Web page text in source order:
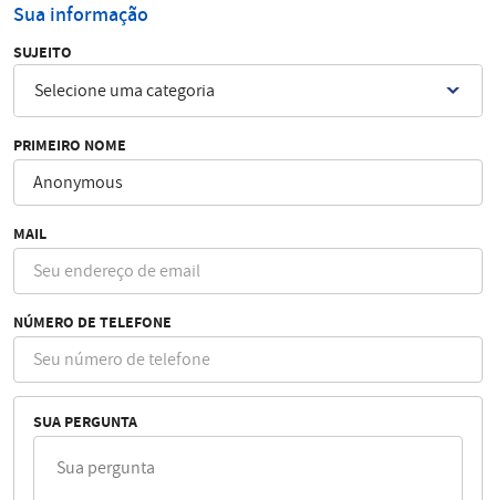
Sua informação
SUJEITO
Selecione uma categoria
PRIMEIRO NOME
MAIL
NÚMERO DE TELEFONE
SUA PERGUNTA